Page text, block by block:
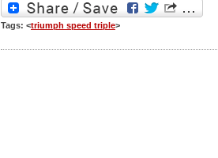
Tags: <triumph speed triple>